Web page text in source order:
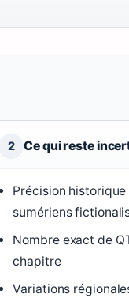
2 Ce qui reste
Précision
sumériens
Nombre exact de
chapitre
Variations